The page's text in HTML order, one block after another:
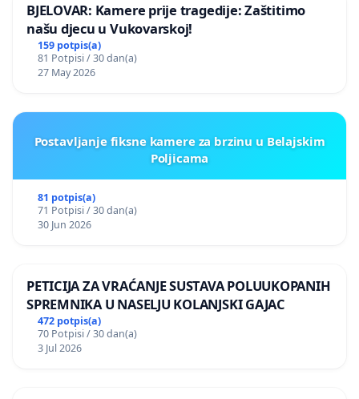
BJELOVAR: Kamere prije tragedije: Zaštitimo
našu djecu u Vukovarskoj!
159 potpis(a)
81 Potpisi / 30 dan(a)
27 May 2026
Postavljanje fiksne kamere za brzinu u Belajskim
Poljicama
81 potpis(a)
71 Potpisi / 30 dan(a)
30 Jun 2026
PETICIJA ZA VRAĆANJE SUSTAVA POLUUKOPANIH
SPREMNIKA U NASELJU KOLANJSKI GAJAC
472 potpis(a)
70 Potpisi / 30 dan(a)
3 Jul 2026